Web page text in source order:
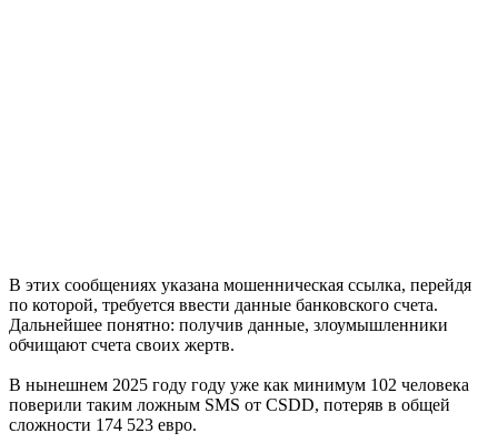
В этих сообщениях указана мошенническая ссылка, перейдя
по которой, требуется ввести данные банковского счета.
Дальнейшее понятно: получив данные, злоумышленники
обчищают счета своих жертв.
В нынешнем 2025 году году уже как минимум 102 человека
поверили таким ложным SMS от CSDD, потеряв в общей
сложности 174 523 евро.